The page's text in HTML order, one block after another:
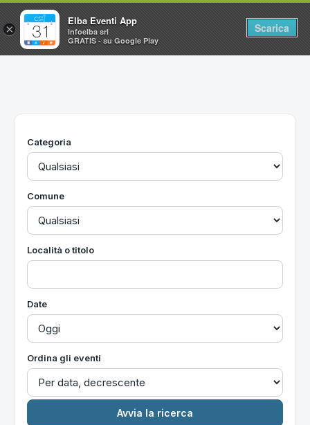
Home
Utilità
Categoria
Comune
Località o titolo
Date
Ordina gli eventi
×
Elba Eventi App
Infoelba srl
GRATIS - su Google Play
Scarica